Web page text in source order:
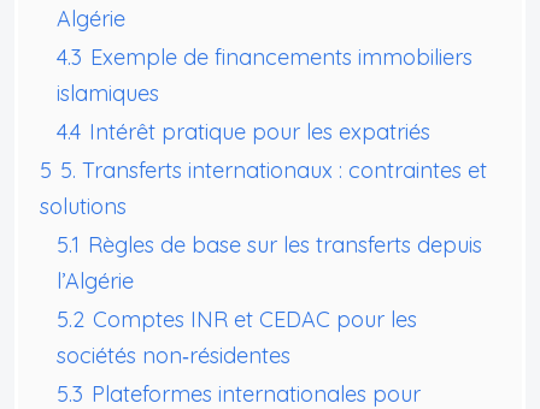
Algérie
4.3 Exemple de financements immobiliers
islamiques
4.4 Intérêt pratique pour les expatriés
5 5. Transferts internationaux : contraintes et
solutions
5.1 Règles de base sur les transferts depuis
l’Algérie
5.2 Comptes INR et CEDAC pour les
sociétés non‑résidentes
5.3 Plateformes internationales pour